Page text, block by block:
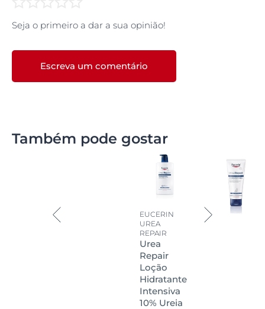
experiência de uso diferente do creme. Também é de
Seja o primeiro a dar a sua opinião!
Escreva um comentário
Também pode gostar
EUCERIN
UREA
REPAIR
Urea
Repair
Loção
Hidratante
Intensiva
10% Ureia